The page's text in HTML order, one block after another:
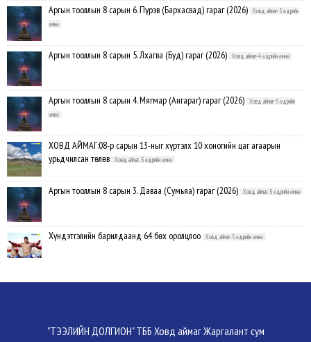
Аргын тооллын 8 сарын 6. Пүрэв (Бархасвад) гараг (2026)
Ховд аймаг-3 өдрийн
өмнө
Аргын тооллын 8 сарын 5. Лхагва (Буд) гараг (2026) Ховд аймаг-4 өдрийн өмнө
Аргын тооллын 8 сарын 4. Мягмар (Ангараг) гараг (2026)
Ховд аймаг-5 өдрийн
өмнө
ХОВД АЙМАГ:08-р сарын 13-ныг хүртэлх 10 хоногийн цаг агаарын
урьдчилсан төлөв
Ховд аймаг-5 өдрийн өмнө
Аргын тооллын 8 сарын 3. Даваа (Сумьяа) гараг (2026) Ховд аймаг-5 өдрийн өмнө
Хүндэтгэлийн барилдаанд 64 бөх оролцлоо Ховд аймаг-5 өдрийн өмнө
Улсын цол, чимэг хүртсэн бөхчүүд, харваачдад хүндэтгэл үзүүлэв
Ховд
Үндэсний сурын харвааны шилдгүүд тодорлоо
"ТЭЭЛИЙН ДОЛГИОН" ТББ Ховд аймаг Жаргалант сум